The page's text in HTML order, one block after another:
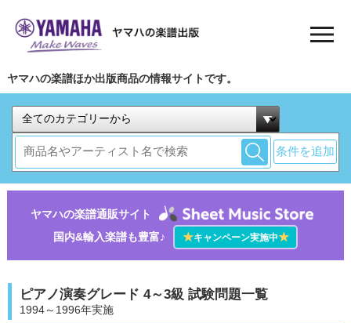
ヤマハの楽譜ほか出版商品の情報サイトです。
条件を追加
ヤマハの楽譜通販サイト
国内&輸入楽譜も豊富♪
★キャンペーン実施中★
ピアノ演奏グレード 4～3級 試験問題一覧
1994～1996年実施